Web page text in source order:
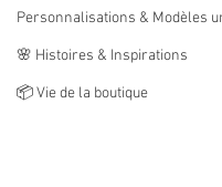
Personnalisations & Modèles
🌸 Histoires & Inspirations
📦 Vie de la boutique